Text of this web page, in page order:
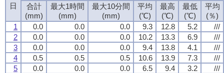
日
合計
(mm)
最大1時間
(mm)
最大10分間
(mm)
平均
(℃)
最高
(℃)
最低
(℃)
平均
(％)
1
0.0 0.0 0.0 9.3 12.8 5.2
///
2
0.0 0.0 0.0 10.2 13.3 6.9
///
3
0.0 0.0 0.0 9.4 13.8 4.1
///
4
0.5 0.5 0.5 10.6 13.9 7.3
///
5
0.0 0.0 0.0 6.5 9.4 3.2
///